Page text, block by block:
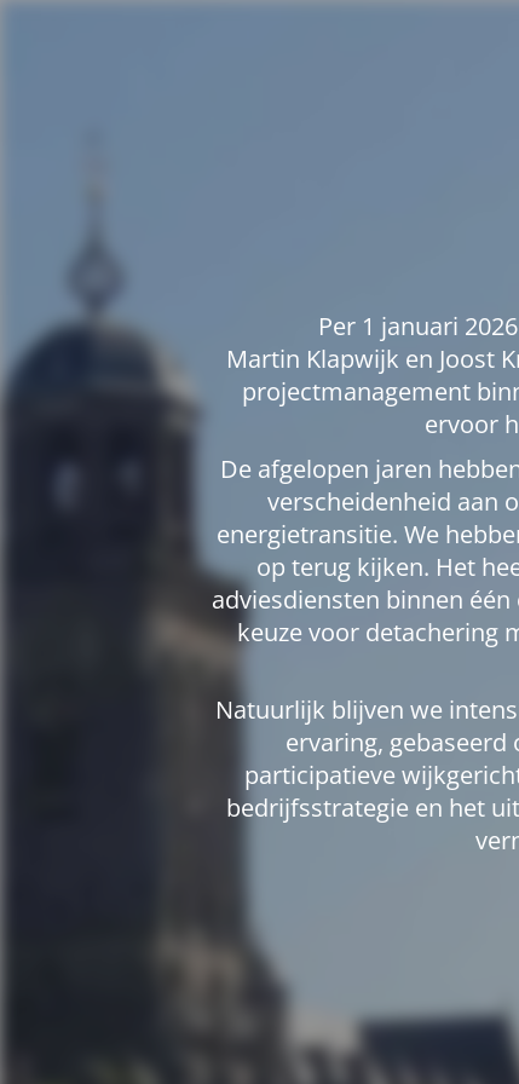
Per 1 januari
Martin Klapwijk en Joost
projectmanagement
ervoor
De afgelopen jaren
verscheidenheid aan
energietransitie. We
op terug kijken. Het
adviesdiensten binnen
keuze voor detachering
Natuurlijk blijven we
ervaring, gebaseerd
participatieve
bedrijfsstrategie en het